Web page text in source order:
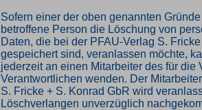
Sofern einer der oben genannten
betroffene Person die Löschung von
Daten, die bei der PFAU-Verlag S.
gespeichert sind, veranlassen möchte,
jederzeit an einen Mitarbeiter des für die
Verantwortlichen wenden. Der
S. Fricke + S. Konrad GbR wird
Löschverlangen unverzüglich